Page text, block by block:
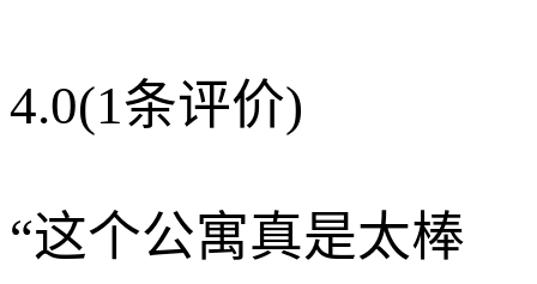
4.0(1条评价)
“这个公寓真是太棒